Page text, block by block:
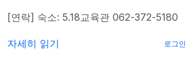
[연락] 숙소: 5.18교육관 062-372-5180
2018년 5·18사적지 순례 일정에 대해
자세히 읽기 로그인